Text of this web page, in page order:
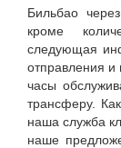
Бильбао
кроме
следующая
отправления
часы
трансферу.
наша служба
наше